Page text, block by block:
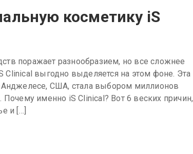
косметику iS
поражает разнообразием, но все сложнее
Clinical выгодно выделяется на этом фоне. Эта
Анджелесе, США, стала выбором миллионов
именно iS Clinical? Вот 6 веских причин,
и […]